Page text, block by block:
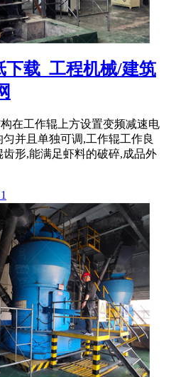
下载_工程机械/建筑
在工作辊上方设置变频减速电
并且单独可调,工作辊工作良
形,能满足虾料的破碎,成品外